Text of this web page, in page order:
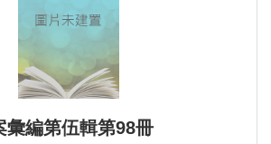
彙編第伍輯第98冊